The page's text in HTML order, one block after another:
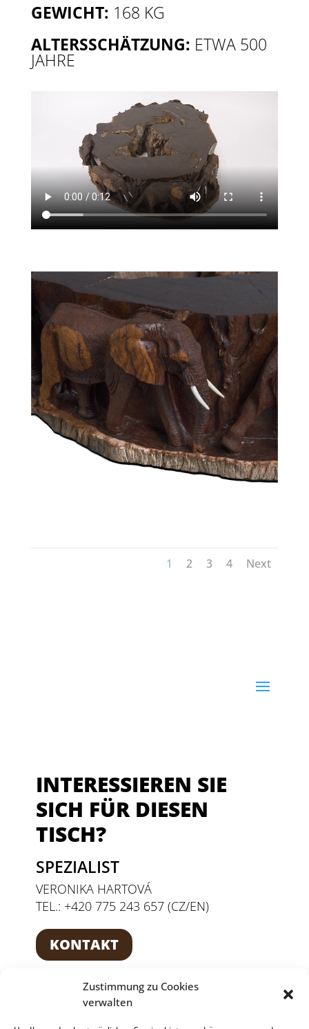
Zustimmung zu Cookies
verwalten
GEWICHT: 168 KG
ALTERSSCHÄTZUNG: ETWA 500
JAHRE
1 2 3 4 Next
INTERESSIEREN SIE
SICH FÜR DIESEN
TISCH?
SPEZIALIST
VERONIKA HARTOVÁ
TEL.: +420 775 243 657 (CZ/EN)
KONTAKT